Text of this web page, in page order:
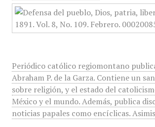
Periódico católico regiomontano
Abraham P. de la Garza. Contiene un
sobre religión, y el estado del
México y el mundo. Además, publica
noticias papales como encíclicas.